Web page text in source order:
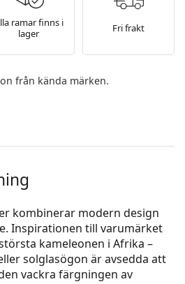
ramar finns i
lager
Fri frakt
från kända märken.
kombinerar modern design
Inspi­rationen till varumärket
kameleonen i Afrika –
solglasögon är avsedda att
vackra färgningen av